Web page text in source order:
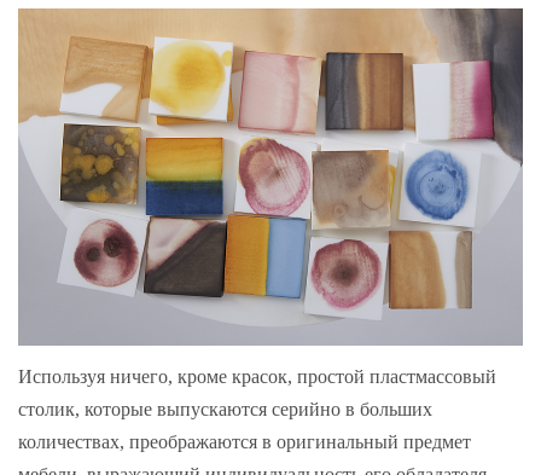
Используя ничего, кроме красок, простой пластмассовый
столик, которые выпускаются серийно в больших
количествах, преображаются в оригинальный предмет